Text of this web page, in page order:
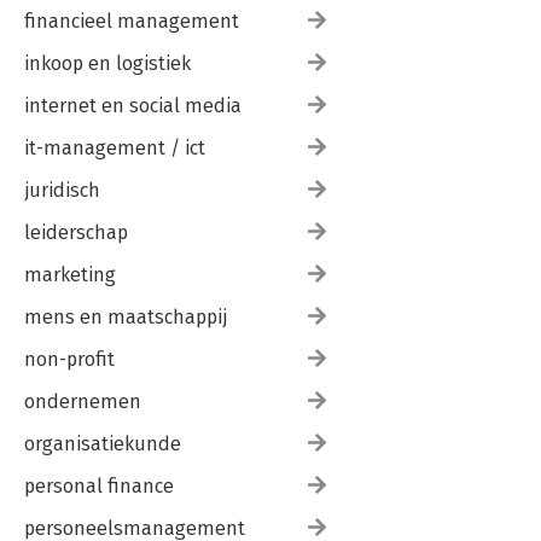
financieel management
inkoop en logistiek
internet en social media
it-management / ict
juridisch
leiderschap
marketing
mens en maatschappij
non-profit
ondernemen
organisatiekunde
personal finance
personeelsmanagement